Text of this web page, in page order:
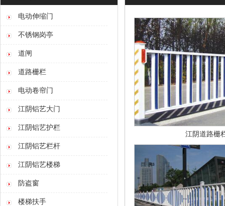
电动伸缩门
不锈钢岗亭
道闸
道路栅栏
电动卷帘门
江阴铝艺大门
江阴铝艺护栏
江阴铝艺栏杆
江阴铝艺楼梯
防盗窗
楼梯扶手
江阴道路栅